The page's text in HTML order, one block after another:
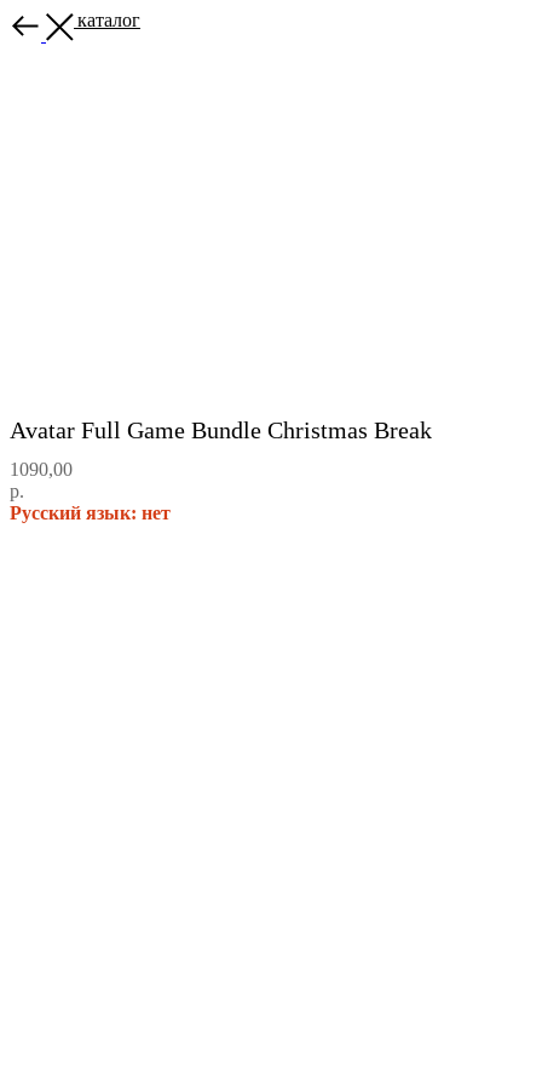
Назад в каталог
Avatar Full Game Bundle Christmas Break
1090,00
р.
Русский язык: нет